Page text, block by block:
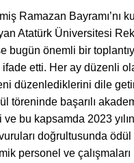
Ramazan Bayramı’nı
Atatürk Üniversitesi
bugün önemli bir
ifade etti. Her ay düzenli
düzenlediklerini dile
töreninde başarılı
bu kapsamda 2023
doğrultusunda
personel ve çalışmaları